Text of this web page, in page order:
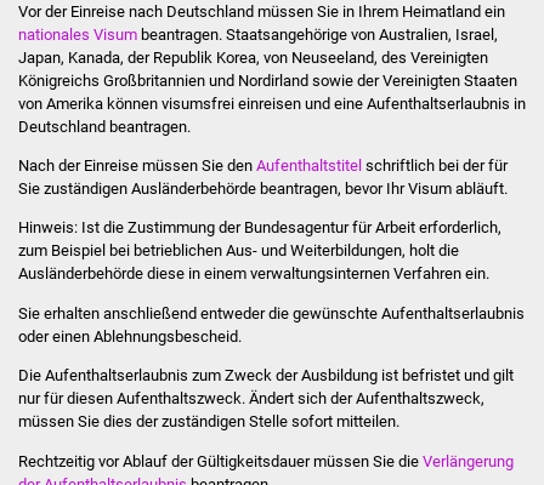
Kindergärten
Kolping-Musikschule
Soziale Einrichtungen
Kirchen
Lokale Agenda
Jugendhaus
Fachteam Jugend
Vor der Einreise nach Deutschland müssen Sie in Ihrem Heimatland ein
nationales Visumbeantragen. Staatsangehörige von Australien, Israel,
Japan, Kanada, der Republik Korea, von Neuseeland, des Vereinigten
Königreichs Großbritannien und Nordirland sowie der Vereinigten Staaten
von Amerika können visumsfrei einreisen und eine Aufenthaltserlaubnis in
Deutschland beantragen.
Nach der Einreise müssen Sie den Aufenthaltstitel schriftlich bei der für
Sie zuständigen Ausländerbehörde beantragen, bevor Ihr Visum abläuft.
Hinweis: Ist die Zustimmung der Bundesagentur für Arbeit erforderlich,
zum Beispiel bei betrieblichen Aus- und Weiterbildungen, holt die
Ausländerbehörde diese in einem verwaltungsinternen Verfahren ein.
Sie erhalten anschließend entweder die gewünschte Aufenthaltserlaubnis
oder einen Ablehnungsbescheid.
Die Aufenthaltserlaubnis zum Zweck der Ausbildung ist befristet und gilt
nur für diesen Aufenthaltszweck.Ändert sich der Aufenthaltszweck,
müssen Sie dies der zuständigen Stelle sofort mitteilen.
Rechtzeitig vor Ablauf der Gültigkeitsdauer müssen Sie die Verlängerung